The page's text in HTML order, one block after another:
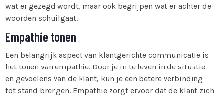
wat er gezegd wordt, maar ook begrijpen wat er achter de
woorden schuilgaat.
Empathie tonen
Een belangrijk aspect van klantgerichte communicatie is
het tonen van empathie. Door je in te leven in de situatie
en gevoelens van de klant, kun je een betere verbinding
tot stand brengen. Empathie zorgt ervoor dat de klant zich